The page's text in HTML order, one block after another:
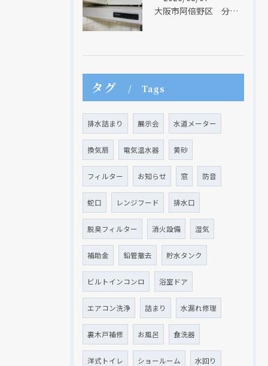
大阪市阿倍野区 分譲マンションのレンジフード取替リフォーム工事 タカラスタンダード
タグ Tags
排水詰まり 展示会 水道メーター
換気扇 電気温水器 黄砂
フィルター お知らせ 窓 防音
蛇口 レンジフード 排水口
脱臭フィルター 消火設備 湿気
補助金 鉛管撤去 貯水タンク
ビルトインコンロ 浴室ドア
エアコン洗浄 詰まり 水漏れ修理
裏木戸補修 お風呂 食洗器
洋式トイレ ショールーム 水回り
現在、新聞に入っている折込チラシです。
クリックでチラシのページにジャンプします
現在、新聞に入っている折込チラシです。
クリックでチラシのページにジャンプします